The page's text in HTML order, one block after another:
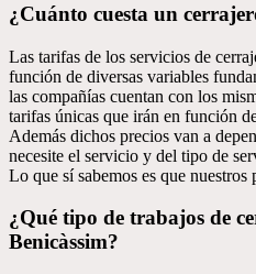
¿Cuánto cuesta un
Las tarifas de los servicios de
función de diversas variables
las compañías cuentan con los
tarifas únicas que irán en función
Además dichos precios van a
necesite el servicio y del tipo de
Lo que sí sabemos es que nuestros
¿Qué tipo de trabajos de
Benicàssim?